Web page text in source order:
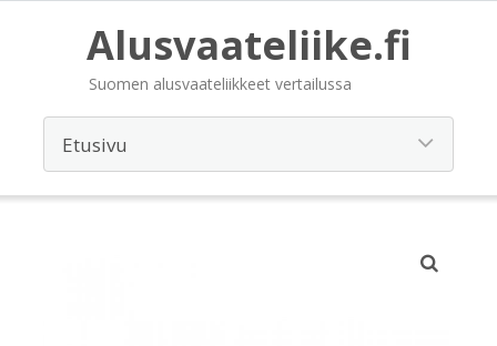
Alusvaateliike.fi
Suomen alusvaateliikkeet vertailussa